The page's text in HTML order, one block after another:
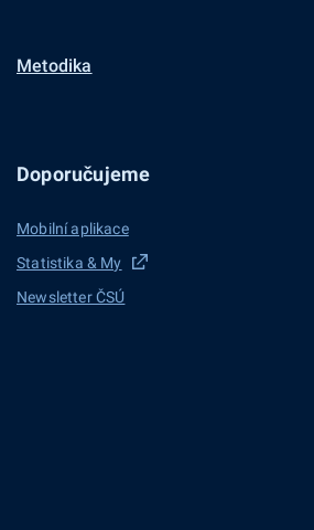
Metodika
Doporučujeme
Mobilní aplikace
Statistika & My
Newsletter ČSÚ